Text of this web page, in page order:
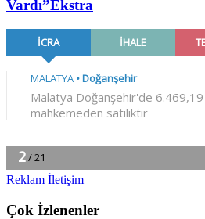
Vardı”Ekstra
Reklam İletişim
Çok İzlenenler